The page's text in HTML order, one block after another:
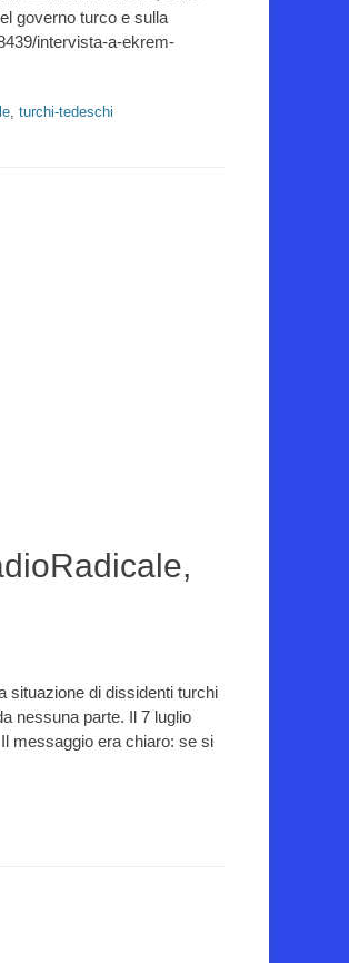
governo turco e sulla
intervista-a-ekrem-
, turchi-tedeschi
situazione di dissidenti turchi
nessuna parte. Il 7 luglio
messaggio era chiaro: se si